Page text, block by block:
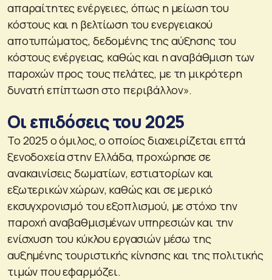
απαραίτητες ενέργειες, όπως η μείωση του
κόστους και η βελτίωση του ενεργειακού
αποτυπώματος, δεδομένης της αύξησης του
κόστους ενέργειας, καθώς και η αναβάθμιση των
παροχών προς τους πελάτες, με τη μικρότερη
δυνατή επίπτωση στο περιβάλλον».
Οι επιδόσεις του 2025
Το 2025 ο όμιλος, ο οποίος διαχειρίζεται επτά
ξενοδοχεία στην Ελλάδα, προχώρησε σε
ανακαινίσεις δωματίων, εστιατορίων και
εξωτερικών χώρων, καθώς και σε μερικό
εκσυγχρονισμό του εξοπλισμού, με στόχο την
παροχή αναβαθμισμένων υπηρεσιών και την
ενίσχυση του κύκλου εργασιών μέσω της
αυξημένης τουριστικής κίνησης και της πολιτικής
τιμών που εφαρμόζει.